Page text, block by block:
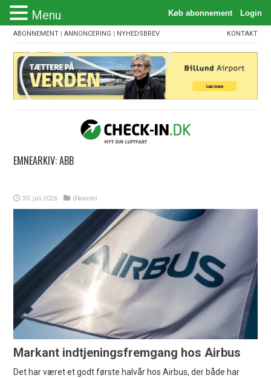
ABONNEMENT |ANNONCERING | NYHEDSBREV KONTAKT
EMNEARKIV:ABB
30. juli 2026 Økonomi
Markant indtjeningsfremgang hos Airbus
Det har været et godt første halvår hos Airbus, der både har
Menu